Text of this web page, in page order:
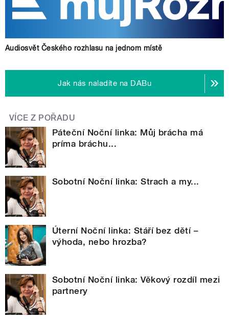
Audiosvět Českého rozhlasu na jednom místě
Jak nás naladíte na DABu
VÍCE Z POŘADU
Páteční Noční linka: Můj brácha má
príma bráchu...
Sobotní Noční linka: Strach a my...
Úterní Noční linka: Stáří bez dětí –
výhoda, nebo hrozba?
Sobotní Noční linka: Věkový rozdíl mezi
partnery